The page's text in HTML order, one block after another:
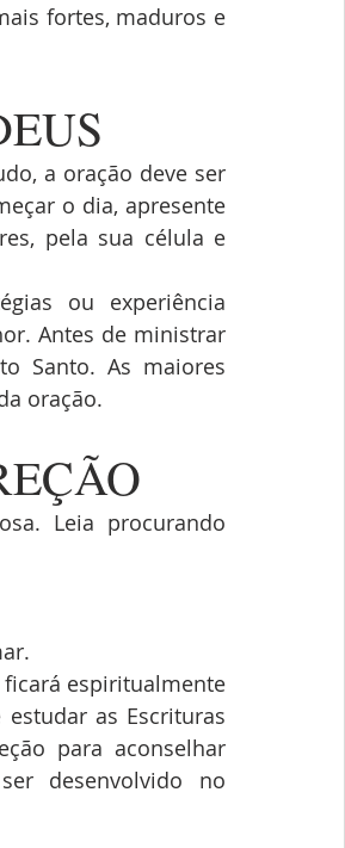
fortes, maduros e
a oração deve ser
o dia, apresente
pela sua célula e
ou experiência
Antes de ministrar
Santo. As maiores
oração.
Leia procurando
espiritualmente
as Escrituras
para aconselhar
desenvolvido no